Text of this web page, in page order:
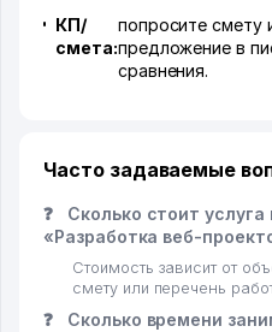
КП/
смета:
попросите смету
предложение в
сравнения.
Часто задаваемые
❓
Сколько стоит услуга
«Разработка веб-
Стоимость зависит от
смету или перечень
❓ Сколько времени